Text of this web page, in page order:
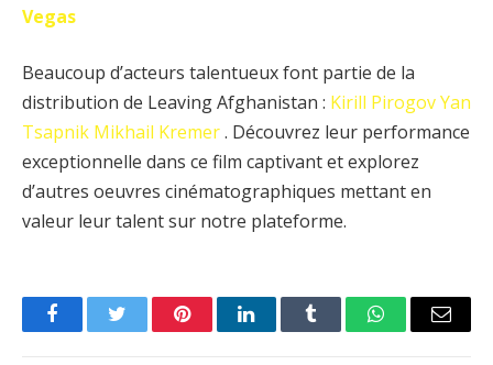
Vegas
Beaucoup d’acteurs talentueux font partie de la
distribution de Leaving Afghanistan : Kirill PirogovYan
Tsapnik Mikhail Kremer. Découvrez leur performance
exceptionnelle dans ce film captivant et explorez
d’autres oeuvres cinématographiques mettant en
valeur leur talent sur notre plateforme.
FacebookTwitter PinterestLinkedInTumblr WhatsAppEmail